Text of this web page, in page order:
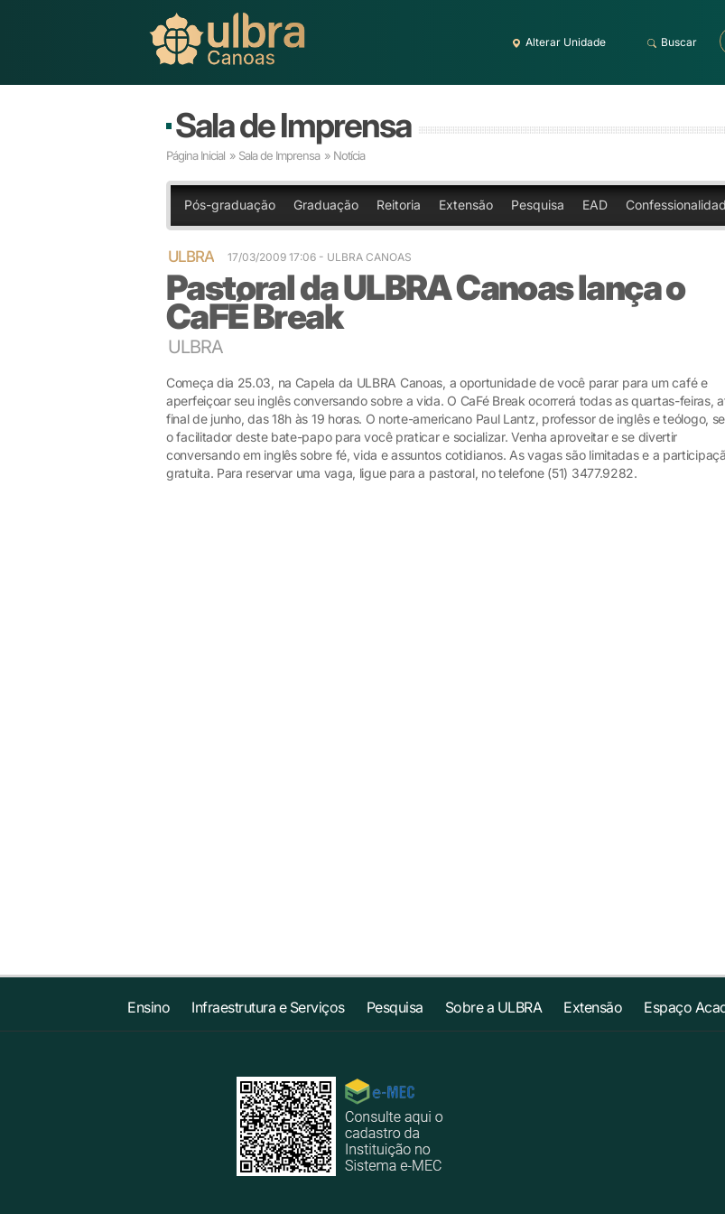
Alterar Unidade Buscar
Sala de Imprensa
Página Inicial » Sala de Imprensa » Notícia
Pós-graduação Graduação Reitoria Extensão Pesquisa EAD
ULBRA 17/03/2009 17:06 - ULBRA CANOAS
Pastoral da ULBRA Canoas lança o
CaFÉ Break
ULBRA
Começa dia 25.03, na Capela da ULBRA Canoas, a oportunidade de você parar para um café e
aperfeiçoar seu inglês conversando sobre a vida. O CaFé Break ocorrerá todas as quartas-feiras,
final de junho, das 18h às 19 horas. O norte-americano Paul Lantz, professor de inglês e teólogo,
o facilitador deste bate-papo para você praticar e socializar. Venha aproveitar e se divertir
conversando em inglês sobre fé, vida e assuntos cotidianos. As vagas são limitadas e a
gratuita. Para reservar uma vaga, ligue para a pastoral, no telefone (51) 3477.9282.
Ensino Infraestrutura e Serviços Pesquisa Sobre a ULBRA Extensão Espaço